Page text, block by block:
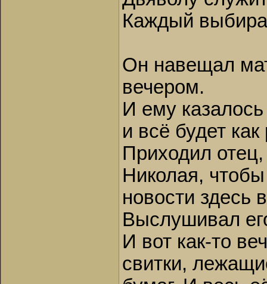
Каждый
Он навещал
вечером.
И ему
и всё будет
Приходил
Николая,
новости здесь
Выслушивал
И вот как-то
свитки,